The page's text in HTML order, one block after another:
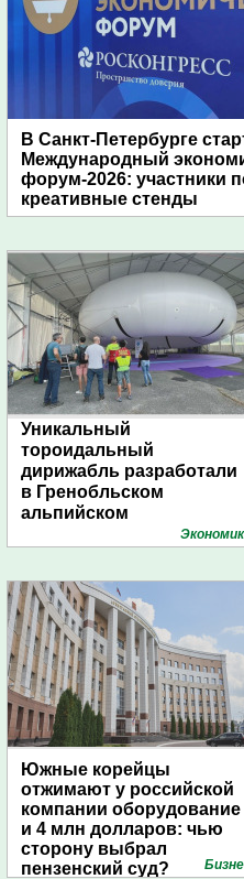
В Санкт-Петербурге
Международный
форум-2026: участники
креативные стенды
Уникальный
тороидальный
дирижабль разработали
в Гренобльском
альпийском
Южные корейцы
отжимают у российской
компании оборудование
и 4 млн долларов: чью
сторону выбрал
пензенский суд?